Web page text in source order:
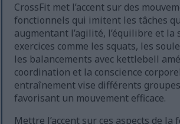
CrossFit met l’accent sur des
fonctionnels qui imitent les tâches
augmentant l’agilité, l’équilibre et la
exercices comme les squats, les
les balancements avec kettlebell
coordination et la conscience
entraînement vise différents
favorisant un mouvement efficace.
Mettre l’accent sur ces aspects de la